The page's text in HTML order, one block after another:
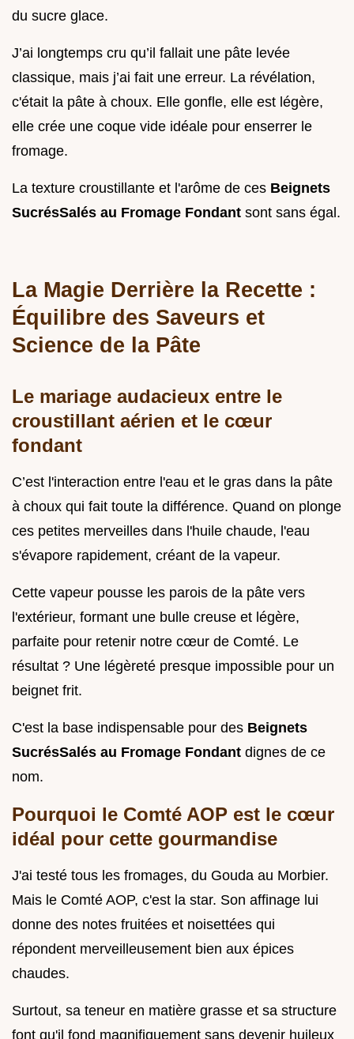
du sucre glace.
J’ai longtemps cru qu’il fallait une pâte levée
classique, mais j’ai fait une erreur. La révélation,
c'était la pâte à choux. Elle gonfle, elle est légère,
elle crée une coque vide idéale pour enserrer le
fromage.
La texture croustillante et l'arôme de ces Beignets
SucrésSalés au Fromage Fondant sont sans égal.
La Magie Derrière la Recette :
Équilibre des Saveurs et
Science de la Pâte
Le mariage audacieux entre le
croustillant aérien et le cœur
fondant
C’est l'interaction entre l'eau et le gras dans la pâte
à choux qui fait toute la différence. Quand on plonge
ces petites merveilles dans l'huile chaude, l'eau
s'évapore rapidement, créant de la vapeur.
Cette vapeur pousse les parois de la pâte vers
l'extérieur, formant une bulle creuse et légère,
parfaite pour retenir notre cœur de Comté. Le
résultat ? Une légèreté presque impossible pour un
beignet frit.
C'est la base indispensable pour des Beignets
SucrésSalés au Fromage Fondant dignes de ce
nom.
Pourquoi le Comté AOP est le cœur
idéal pour cette gourmandise
J'ai testé tous les fromages, du Gouda au Morbier.
Mais le Comté AOP, c'est la star. Son affinage lui
donne des notes fruitées et noisettées qui
répondent merveilleusement bien aux épices
chaudes.
Surtout, sa teneur en matière grasse et sa structure
font qu'il fond magnifiquement sans devenir huileux